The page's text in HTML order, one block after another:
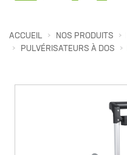
ACCUEIL NOS PRODUITS
PULVÉRISATEURS À DOS